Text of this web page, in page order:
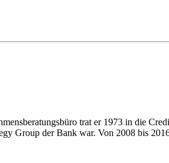
trat er 1973 in die
Group der Bank war. Von 2008 bis